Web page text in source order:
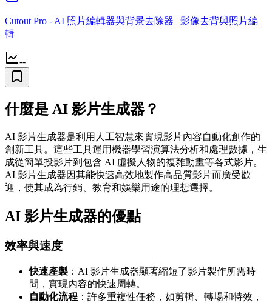
Cutout Pro - AI 照片編輯器與背景去除器 | 影像去背與照片編
輯
--
什麼是 AI 影片生成器？
AI 影片生成器是利用人工智慧來實現影片內容自動化創作的
創新工具。這些工具運用機器學習演算法分析和處理數據，生
成從簡單投影片到包含 AI 虛擬人物的複雜動畫等各式影片。
AI 影片生成器因其能快速高效地製作高品質影片而廣受歡
迎，使其成為行銷、教育和娛樂用途的理想選擇。
AI 影片生成器的優點
效率與速度
快速產製 ：AI 影片生成器顯著縮短了影片製作所需時
間，實現內容的快速周轉。
自動化流程 ：許多重複性任務，如剪輯、轉場和特效，